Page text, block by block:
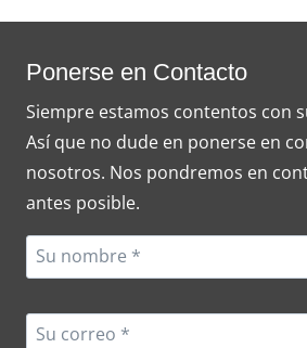
Ponerse en Contacto
Siempre estamos contentos con
Así que no dude en ponerse en
nosotros. Nos pondremos en
antes posible.